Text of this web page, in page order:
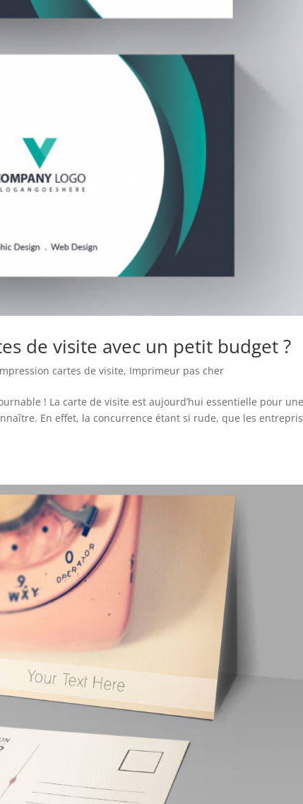
de visite avec un petit budget ?
cartes de visite, Imprimeur pas cher
! La carte de visite est aujourd’hui essentielle pour une
En effet, la concurrence étant si rude, que les